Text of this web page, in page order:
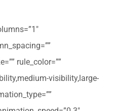
rule_color=””
visibility,large-